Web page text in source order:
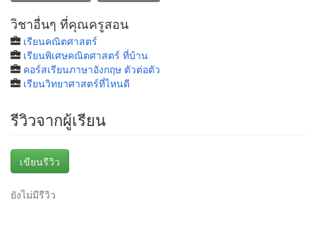
วิชาอื่นๆ ที่คุณครูสอน
เรียนคณิตศาสตร์
เรียนพิเศษคณิตศาสตร์ ที่บ้าน
คอร์สเรียนภาษาอังกฤษ ตัวต่อตัว
เรียนวิทยาศาสตร์ที่ไหนดี
รีวิวจากผู้เรียน
เขียนรีวิว
ยังไม่มีรีวิว